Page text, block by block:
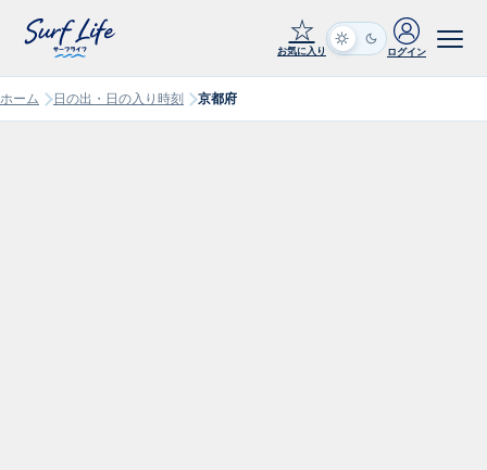
☆
お気に入り ログイン
ホーム 日の出・日の入り時刻 京都府